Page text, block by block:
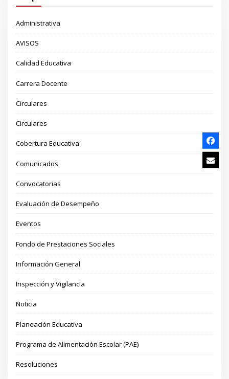
Administrativa
AVISOS
Calidad Educativa
Carrera Docente
Circulares
Circulares
Cobertura Educativa
Comunicados
Convocatorias
Evaluación de Desempeño
Eventos
Fondo de Prestaciones Sociales
Información General
Inspección y Vigilancia
Noticia
Planeación Educativa
Programa de Alimentación Escolar (PAE)
Resoluciones